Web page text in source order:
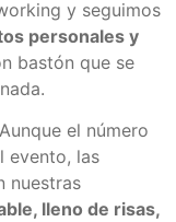
y seguimos
personales y
bastón que se
el número
evento, las
nuestras
lleno de risas,